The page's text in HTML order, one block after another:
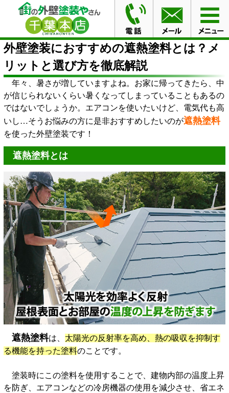
HOME ブログ
外壁塗装におすすめの遮熱塗料とは？メ
リットと選び方を徹底解説
外壁塗装におすすめの遮熱塗料とは？メ
リットと選び方を徹底解説
年々、暑さが増していますよね。お家に帰ってきたら、中
が信じられないくらい暑くなってしまっていることもあるの
ではないでしょうか。エアコンを使いたいけど、電気代も高
いし…そうお悩みの方に是非おすすめしたいのが遮熱塗料
を使った外壁塗装です！
遮熱塗料とは
遮熱塗料は、 太陽光の反射率を高め、熱の吸収を抑制す
る機能を持った塗料のことです。
塗装時にこの塗料を使用することで、建物内部の温度上昇
を防ぎ、エアコンなどの冷房機器の使用を減少させ、省エネ